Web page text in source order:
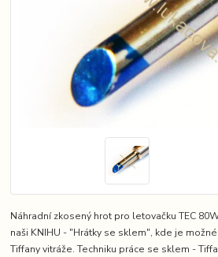
Náhradní zkosený hrot pro letovačku TEC
naši KNIHU - "Hrátky se sklem", kde je
Tiffany vitráže. Techniku práce se sklem -